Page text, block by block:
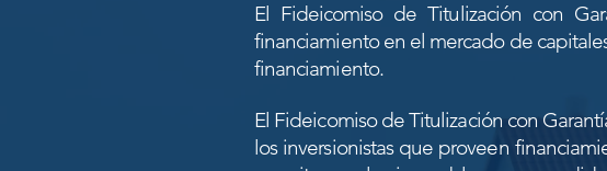
El Fideicomiso de Titulización con
financiamiento en el mercado de
financiamiento.
El Fideicomiso de Titulización con
los inversionistas que proveen